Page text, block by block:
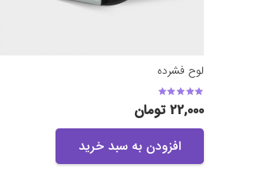
لوح فشرده
امتیاز4.1722,000تومان
افزودن به سبد خرید